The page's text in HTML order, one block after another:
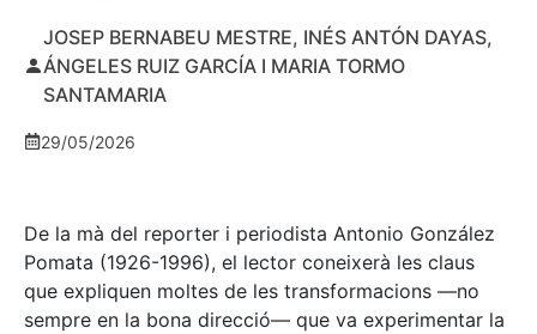
JOSEP BERNABEU MESTRE, INÉS ANTÓN DAYAS,
ÁNGELES RUIZ GARCÍA I MARIA TORMO
SANTAMARIA
29/05/2026
De la mà del reporter i periodista Antonio González
Pomata (1926-1996), el lector coneixerà les claus
que expliquen moltes de les transformacions —no
sempre en la bona direcció— que va experimentar la